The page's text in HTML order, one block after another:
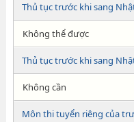
Thủ tục trước khi sang
Không thể được
Thủ tục trước khi sang
Không cần
Môn thi tuyển riêng của